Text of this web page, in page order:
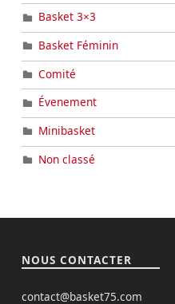
Basket 3×3
Basket Féminin
Comité
Évenement
Minibasket
Non classé
NOUS CONTACTER
contact@basket75.com